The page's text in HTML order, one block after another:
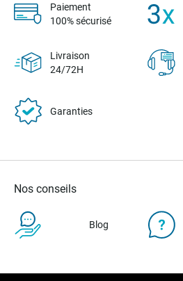
Paiement
100% sécurisé
Livraison
24/72H
Garanties
Nos conseils
Blog